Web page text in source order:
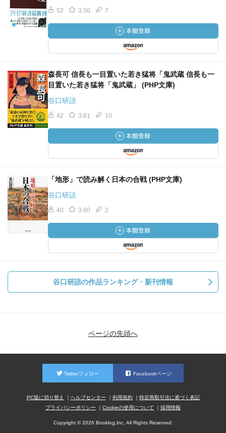
52 3.50 7
森長可 信長も一目置いた若き猛将「鬼武蔵 信長も一
目置いた若き猛将「鬼武蔵」 (PHP文庫)
谷口研語
42 3.61 10
「地形」で読み解く日本の合戦 (PHP文庫)
谷口研語
40 3.60 2
谷口研語の作品ランキング・新刊情報
ページの先頭へ
Twitterフォロー Facebookページ
PC版に切り替え ヘルプセンター 利用規約
特定商取引法に基づく表記
プライバシーポリシー
Cookieの使用について 採用情報
Copyright © 2026 Booklog,Inc. All Rights Reserved.